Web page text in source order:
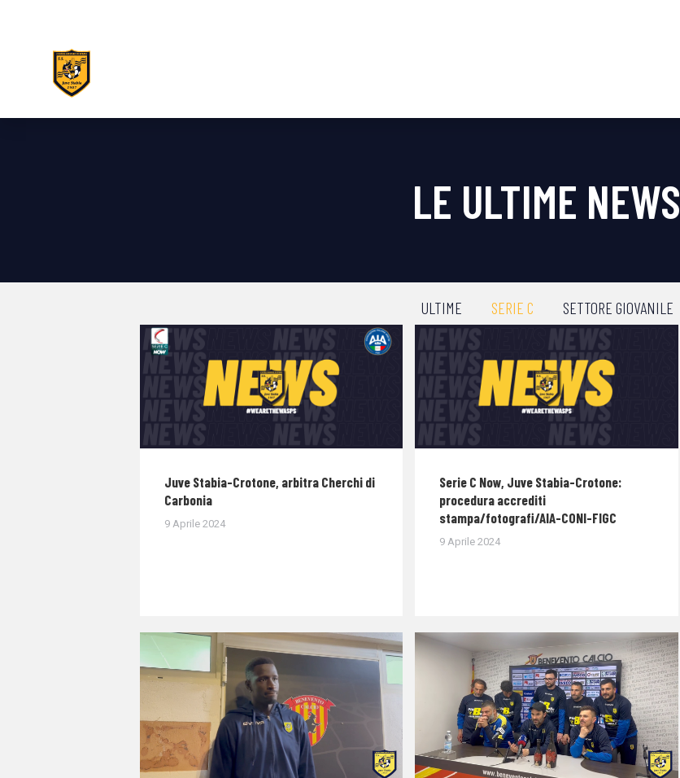
LE ULTIME NEWS
ULTIME SERIE C SETTORE GIOVANILE
Juve Stabia-Crotone, arbitra Cherchi di
Carbonia
9 Aprile 2024
Serie C Now, Juve Stabia-Crotone:
procedura accrediti
stampa/fotografi/AIA-CONI-FIGC
9 Aprile 2024